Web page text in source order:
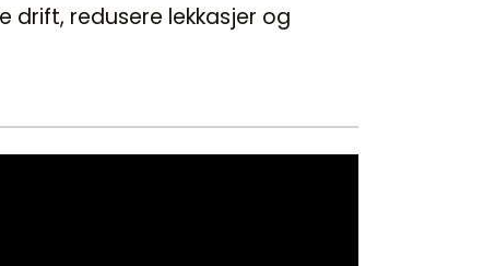
drift, redusere lekkasjer og